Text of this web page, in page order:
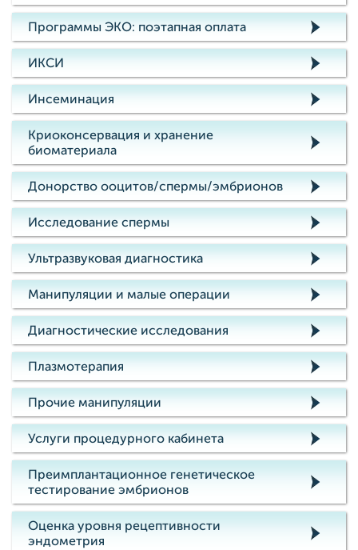
Программы ЭКО: поэтапная оплата
ИКСИ
Инсеминация
Криоконсервация и хранение
биоматериала
Донорство ооцитов/спермы/эмбрионов
Исследование спермы
Ультразвуковая диагностика
Манипуляции и малые операции
Диагностические исследования
Плазмотерапия
Прочие манипуляции
Услуги процедурного кабинета
Преимплантационное генетическое
тестирование эмбрионов
Оценка уровня рецептивности
эндометрия